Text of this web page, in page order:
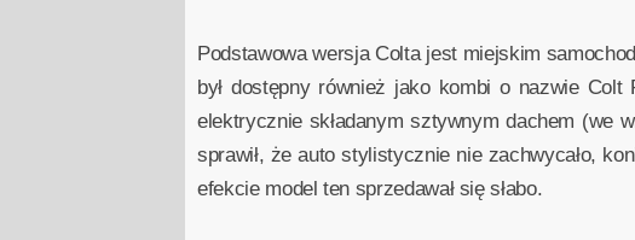
Podstawowa wersja Colta jest miejskim
był dostępny również jako kombi o nazwie
elektrycznie składanym sztywnym dachem (we
sprawił, że auto stylistycznie nie zachwycało,
efekcie model ten sprzedawał się słabo.